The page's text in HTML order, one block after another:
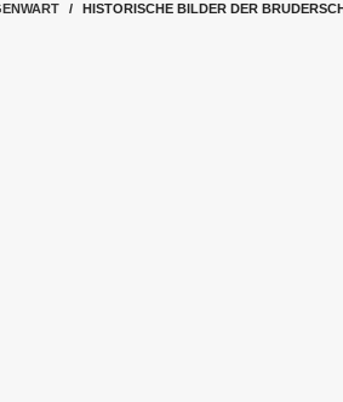
HISTORISCHE BILDER DER